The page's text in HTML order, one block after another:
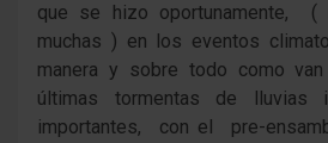
que se hizo oportunamente, (
muchas ) en los eventos
manera y sobre todo como
últimas tormentas de lluvias
importantes, con el pre-